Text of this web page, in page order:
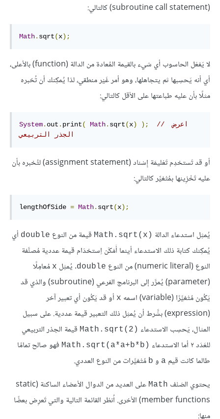
(subroutine call statement) كالتالي:
Math. sqrt(x);
لا يَفعَل الحاسوب أي شيء بالقيمة المُعادة من الدالة (function) بالأعلى،
أي أنه يَحسِبها ثم يتجاهلها، وهو أمر غَيْر منطقي، لذا يُمكِنك أن تُخبره
مثلًا بأن عليه طباعتها على الأقل كالتالي:
System. out . print( Math. sqrt(x) );
// اعرض
الجذر التربيعي
أو قد تَستخدِم تَعْليمَة إِسْناد (assignment statement) لتُخبره بأن
عليه تَخْزِينها بمُتْغيِّر كالتالي:
lengthOfSide = Math. sqrt(x);
يُمثِل استدعاء الدالة Math.sqrt(x)‎ قيمة من النوع double أي
يُمكِنك كتابة ذلك الاستدعاء أينما أَمْكَن اِستخدَام قيمة عددية مُصنَّفة
النوع (numeric literal) من النوع
double. يُمثِل x مُعامِلًا
(parameter) يُمرَّر إلى البرنامج الفرعي (subroutine) والذي قد
يَكُون مُتْغيِّرًا (variable) اسمه
x أو قد يَكُون أي تعبير آخر
(expression) بشَّرط أن يُمثِل ذلك التعبير قيمة عددية. على سبيل
المثال، يَحسِب الاستدعاء Math.sqrt(2)‎ قيمة الجذر التربيعي
للعَدَد ٢ أما الاستدعاء
Math.sqrt(a*a+b*b)‎ فهو صالح تمامًا
طالما كانت قيم a و b مُتْغيِّرات من النوع العددي.
يحتوي الصَنْف Math
على العديد من الدوال الأعضاء الساكنة (static
member functions) الأخرى. اُنظر القائمة التالية والتي تَعرِض بعضًا